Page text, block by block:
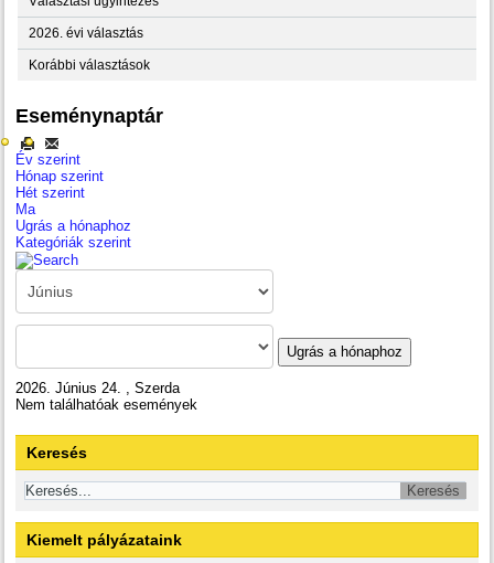
2026. évi választás
Korábbi választások
Eseménynaptár
Év szerint
Hónap szerint
Hét szerint
Ma
Ugrás a hónaphoz
Kategóriák szerint
Ugrás a hónaphoz
2026. Június 24. , Szerda
Nem találhatóak események
Keresés
Kiemelt pályázataink